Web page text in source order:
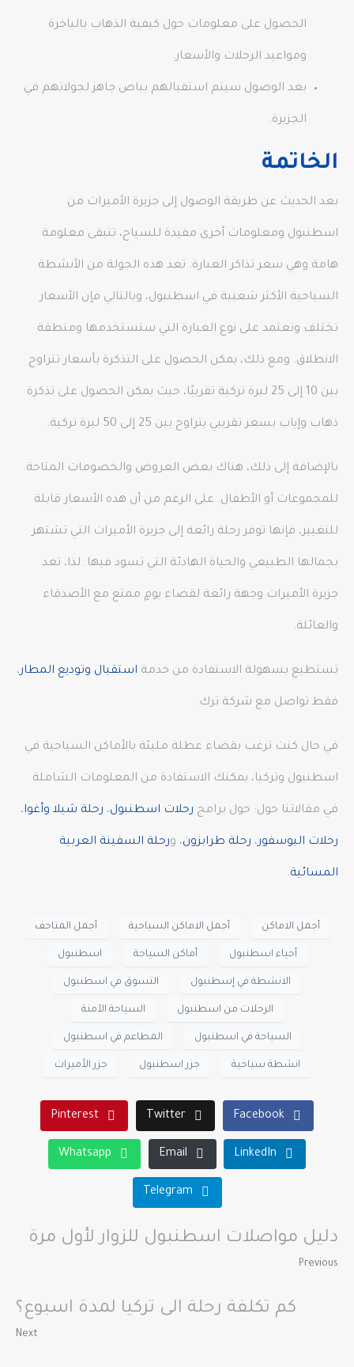
الحصول على معلومات حول كيفية الذهاب بالباخرة
ومواعيد الرحلات والأسعار.
بعد الوصول سيتم استقبالهم بباص جاهز لجولاتهم في
الجزيرة.
الخاتمة
بعد الحديث عن طريقة الوصول إلى جزيرة الأميرات من
اسطنبول ومعلومات أخرى مفيدة للسياح، تتبقى معلومة
هامة وهي سعر تذاكر العبارة. تعد هذه الجولة من الأنشطة
السياحية الأكثر شعبية في اسطنبول، وبالتالي فإن الأسعار
تختلف وتعتمد على نوع العبارة التي ستستخدمها ومنطقة
الانطلاق. ومع ذلك، يمكن الحصول على التذكرة بأسعار تتراوح
بين 10 إلى 25 ليرة تركية تقريبًا، حيث يمكن الحصول على تذكرة
ذهاب وإياب بسعر تقريبي يتراوح بين 25 إلى 50 ليرة تركية.
بالإضافة إلى ذلك، هناك بعض العروض والخصومات المتاحة
للمجموعات أو الأطفال. على الرغم من أن هذه الأسعار قابلة
للتغيير، فإنها توفر رحلة رائعة إلى جزيرة الأميرات التي تشتهر
بجمالها الطبيعي والحياة الهادئة التي تسود فيها. لذا، تعد
جزيرة الأميرات وجهة رائعة لقضاء يومٍ ممتع مع الأصدقاء
والعائلة.
تستطيع بسهولة الاستفادة من خدمة استقبال وتوديع المطار،
فقط تواصل مع شركة ترك.
في حال كنت ترغب بقضاء عطلة مليئة بالأماكن السياحية في
اسطنبول وتركيا، يمكنك الاستفادة من المعلومات الشاملة
في مقالاتنا حول: حول برامج رحلات اسطنبول، رحلة شيلا وأغوا،
رحلات البوسفور، رحلة طرابزون، ورحلة السفينة العربية
المسائية.
أجمل الاماكن أجمل الاماكن السياحية أجمل المتاحف
أحياء اسطنبول أماكن السياحة اسطنبول
الانشطة في إسطنبول التسوق في اسطنبول
الرحلات من اسطنبول السياحة الآمنة
السياحة في اسطنبول المطاعم في اسطنبول
انشطة سياحية جزر اسطنبول جزر الأميرات
Facebook
Twitter
Pinterest
LinkedIn
Email
Whatsapp
Telegram
دليل مواصلات اسطنبول للزوار لأول مرة
Previous
كم تكلفة رحلة الى تركيا لمدة اسبوع؟
Next